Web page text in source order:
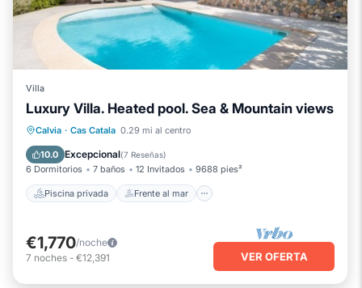
Villa
Luxury Villa. Heated pool. Sea & Mountain views
Calvia · Cas Catala 0.29 mi al centro
10.0 Excepcional(7 Reseñas)
6 Dormitorios 7 baños 12 Invitados 9688 pies²
Piscina privada Frente al mar
Piscina privada
Frente al mar
Bañera de hidromasaje
€1,770/noche
7 noches - €12,391 VER OFERTA